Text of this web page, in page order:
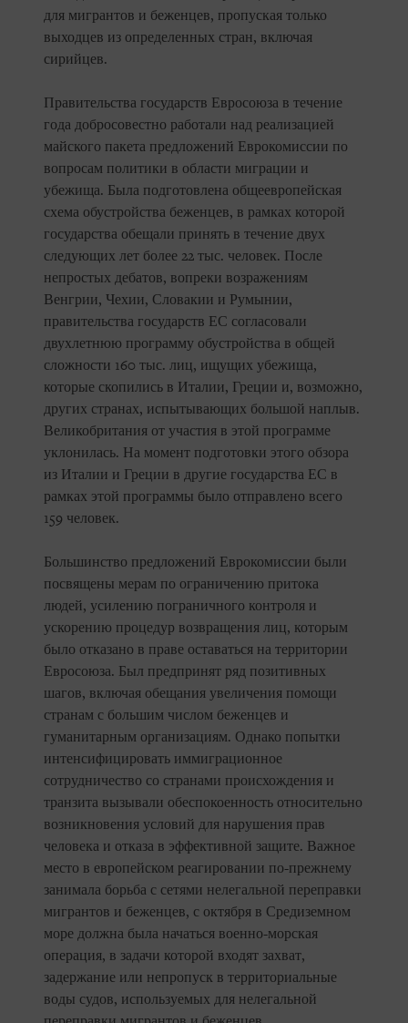
для мигрантов и беженцев, пропуская только
выходцев из определенных стран, включая
сирийцев.
Правительства государств Евросоюза в течение
года добросовестно работали над реализацией
майского пакета предложений Еврокомиссии по
вопросам политики в области миграции и
убежища. Была подготовлена общеевропейская
схема обустройства беженцев, в рамках которой
государства обещали принять в течение двух
следующих лет более 22 тыс. человек. После
непростых дебатов, вопреки возражениям
Венгрии, Чехии, Словакии и Румынии,
правительства государств ЕС согласовали
двухлетнюю программу обустройства в общей
сложности 160 тыс. лиц, ищущих убежища,
которые скопились в Италии, Греции и, возможно,
других странах, испытывающих большой наплыв.
Великобритания от участия в этой программе
уклонилась. На момент подготовки этого обзора
из Италии и Греции в другие государства ЕС в
рамках этой программы было отправлено всего
159 человек.
Большинство предложений Еврокомиссии были
посвящены мерам по ограничению притока
людей, усилению пограничного контроля и
ускорению процедур возвращения лиц, которым
было отказано в праве оставаться на территории
Евросоюза. Был предпринят ряд позитивных
шагов, включая обещания увеличения помощи
странам с большим числом беженцев и
гуманитарным организациям. Однако попытки
интенсифицировать иммиграционное
сотрудничество со странами происхождения и
транзита вызывали обеспокоенность относительно
возникновения условий для нарушения прав
человека и отказа в эффективной защите. Важное
место в европейском реагировании по-прежнему
занимала борьба с сетями нелегальной переправки
мигрантов и беженцев, с октября в Средиземном
море должна была начаться военно-морская
операция, в задачи которой входят захват,
задержание или непропуск в территориальные
воды судов, используемых для нелегальной